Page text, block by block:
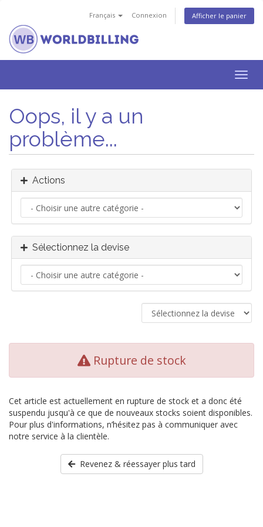
Français Connexion Afficher le panier
la
Oops, il y a un
problème...
Actions
Sélectionnez la devise
Rupture de stock
Cet article est actuellement en rupture de stock et a donc été
suspendu jusqu'à ce que de nouveaux stocks soient disponibles.
Pour plus d'informations, n’hésitez pas à communiquer avec
notre service à la clientèle.
Revenez & réessayer plus tard